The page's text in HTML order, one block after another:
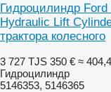
Гидроцилиндр
Hydraulic Lift
трактора колесного
3 727 TJS 350 € ≈
Гидроцилиндр
5146353, 5146365